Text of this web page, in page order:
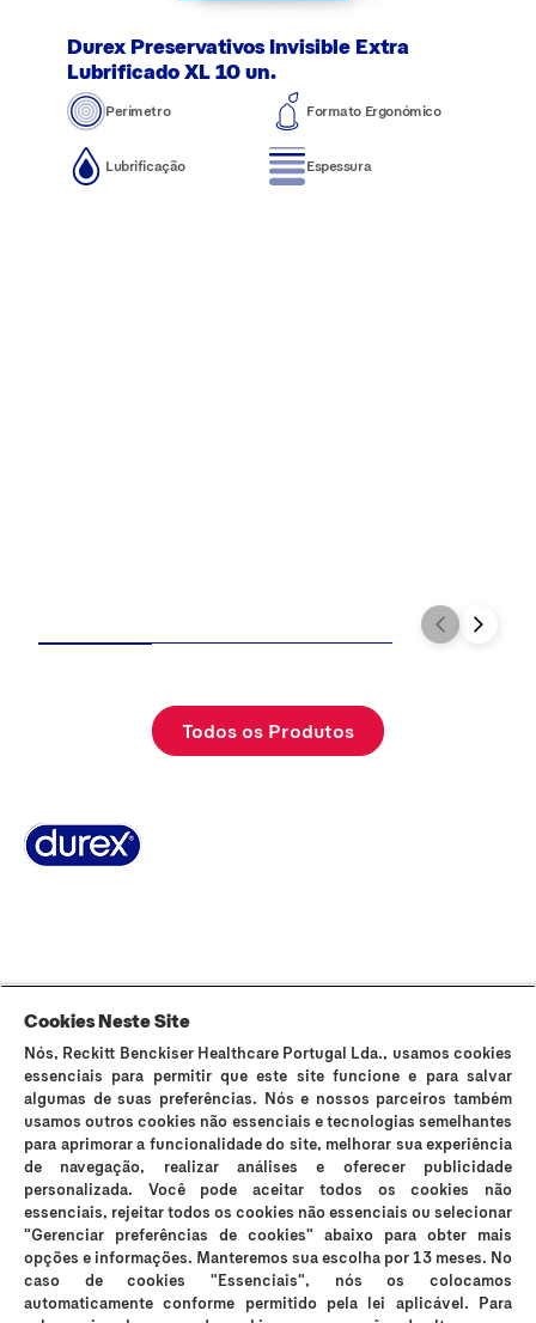
Durex Preservativos Invisible Extra
Lubrificado XL 10 un.
Perímetro Formato Ergonómico
Lubrificação Espessura
Todos os Produtos
Os preservativos Durex são dispositivos médicos de uso único e podem
ser utilizados para fins contracetivos e prevenção da transmissão de
infeções sexualmente transmissíveis (IST). Durex Lubrificantes e Durex
Massage 2in1 são dispositivos médicos que suavizam a secura vaginal e
os incómodos íntimos e são compatíveis com preservativos, no entanto
não são contracetivos e não contêm espermicida. Os lubrificantes Durex
podem reduzir a mobilidade do esperma; se está a tentar engravidar,
consulte o seu médico. Em caso de sensibilidade ao látex, consulte o seu
médico antes de utilizar os preservativos. Os preservativos Durex Placer
Prolongado e Durex Mutual Clímax não devem ser utilizados quando
qualquer dos parceiros sofrer de problemas respiratórios. Nenhum método
contracetivo garante 100% de prevenção da gravidez ou transmissão de
Cookies Neste Site
Nós, Reckitt Benckiser Healthcare Portugal Lda., usamos cookies
essenciais para permitir que este site funcione e para salvar
algumas de suas preferências. Nós e nossos parceiros também
usamos outros cookies não essenciais e tecnologias semelhantes
para aprimorar a funcionalidade do site, melhorar sua experiência
de navegação, realizar análises e oferecer publicidade
personalizada. Você pode aceitar todos os cookies não
essenciais, rejeitar todos os cookies não essenciais ou selecionar
"Gerenciar preferências de cookies" abaixo para obter mais
opções e informações. Manteremos sua escolha por 13 meses. No
caso de cookies "Essenciais", nós os colocamos
automaticamente conforme permitido pela lei aplicável. Para